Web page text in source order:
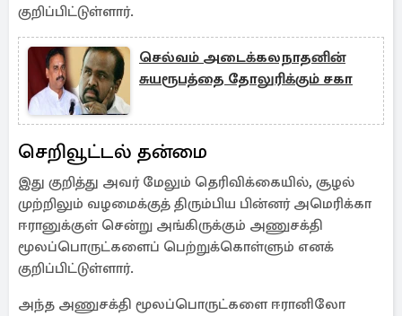
குறிப்பிட்டுள்ளார்.
செல்வம் அடைக்கலநாதனின்
சுயரூபத்தை தோலுரிக்கும் சகா
செறிவூட்டல் தன்மை
இது குறித்து அவர் மேலும் தெரிவிக்கையில், சூழல்
முற்றிலும் வழமைக்குத் திரும்பிய பின்னர் அமெரிக்கா
ஈரானுக்குள் சென்று அங்கிருக்கும் அணுசக்தி
மூலப்பொருட்களைப் பெற்றுக்கொள்ளும் எனக்
குறிப்பிட்டுள்ளார்.
அந்த அணுசக்தி மூலப்பொருட்களை ஈரானிலோ